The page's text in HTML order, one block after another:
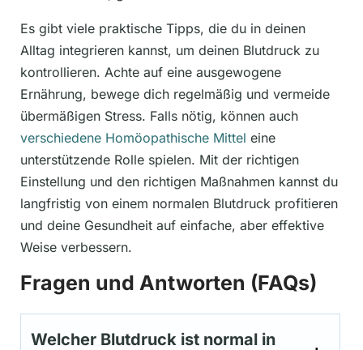
Es gibt viele praktische Tipps, die du in deinen
Alltag integrieren kannst, um deinen Blutdruck zu
kontrollieren. Achte auf eine ausgewogene
Ernährung, bewege dich regelmäßig und vermeide
übermäßigen Stress. Falls nötig, können auch
verschiedene Homöopathische Mittel eine
unterstützende Rolle spielen. Mit der richtigen
Einstellung und den richtigen Maßnahmen kannst du
langfristig von einem normalen Blutdruck profitieren
und deine Gesundheit auf einfache, aber effektive
Weise verbessern.
Fragen und Antworten (FAQs)
Welcher Blutdruck ist normal in